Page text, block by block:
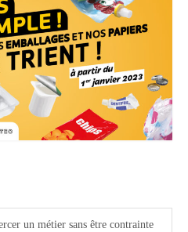
un métier sans être contrainte